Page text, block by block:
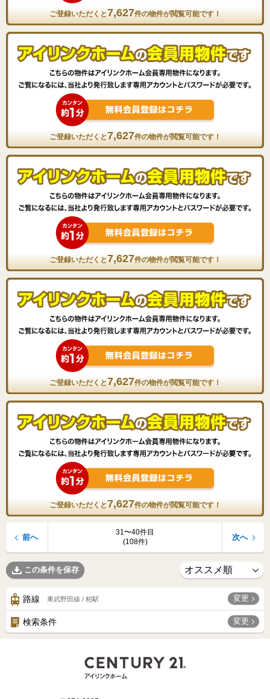
ご登録いただくと7,627件の物件が閲覧可能です！
ご登録いただくと7,627件の物件が閲覧可能です！
ご登録いただくと7,627件の物件が閲覧可能です！
ご登録いただくと7,627件の物件が閲覧可能です！
ご登録いただくと7,627件の物件が閲覧可能です！
31〜40件目
(108件)
前へ 次へ
この条件を保存
路線 東武野田線 / 柏駅 変更
検索条件 変更